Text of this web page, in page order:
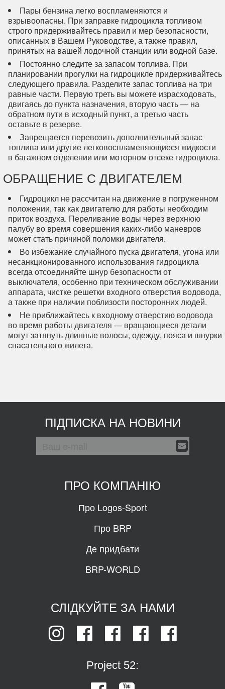
Пары бензина легко воспламеняются и
взрывоопасны. При заправке гидроцикла топливом
строго придерживайтесь правил и мер безопасности,
описанных в Вашем Руководстве, а также правил,
принятых на вашей лодочной станции или водной базе.
Постоянно следите за запасом топлива. При
планировании прогулки на гидроцикле придерживайтесь
следующего правила. Разделите запас топлива на три
равные части. Первую треть вы можете израсходовать,
двигаясь до пункта назначения, вторую часть — на
обратном пути в исходный пункт, а третью часть
оставьте в резерве.
Запрещается перевозить дополнительный запас
топлива или другие легковоспламеняющиеся жидкости
в багажном отделении или моторном отсеке гидроцикла.
ОБРАЩЕНИЕ С ДВИГАТЕЛЕМ
Гидроцикл не рассчитан на движение в погруженном
положении, так как двигателю для работы необходим
приток воздуха. Переливание воды через верхнюю
палубу во время совершения каких-либо маневров
может стать причиной поломки двигателя.
Во избежание случайного пуска двигателя, угона или
несанкционированного использования гидроцикла
всегда отсоединяйте шнур безопасности от
выключателя, особенно при техническом обслуживании
аппарата, чистке решетки входного отверстия водовода,
а также при наличии поблизости посторонних людей.
Не приближайтесь к входному отверстию водовода
во время работы двигателя — вращающиеся детали
могут затянуть длинные волосы, одежду, пояса и шнурки
спасательного жилета.
ПІДПИСКА НА НОВИНИ
ПРО КОМПАНІЮ
Про Logos-Sport
Про BRP
Де придбати
BRP-WORLD
СЛІДКУЙТЕ ЗА НАМИ
Project 52: